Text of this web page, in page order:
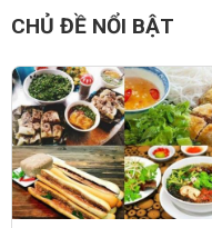
CHỦ ĐỀ NỔI BẬT